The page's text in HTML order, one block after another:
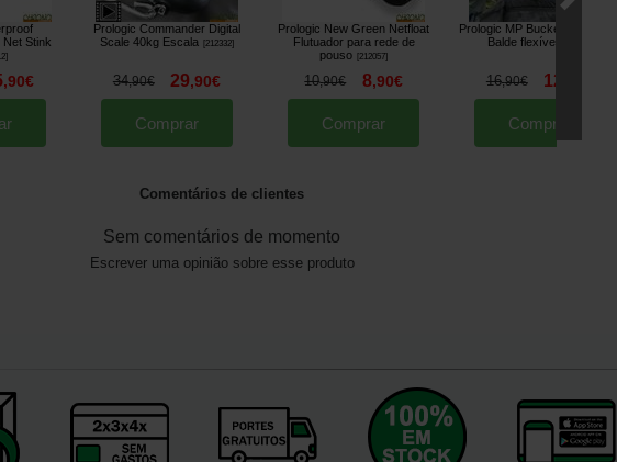
Net Stink
]
,90€
Prologic Commander Digital
Scale 40kg Escala
212332]
34,90€ 29,90€
Comprar
Prologic New Green Netfloat
Flutuador para rede de
pouso
212057]
10,90€ 8,90€
Comprar
Prologic MP Bucket Water Bag
Balde flexível
16,90€ 12
Comprar
Comentários de clientes
Sem comentários de momento
Escrever uma opinião sobre esse produto